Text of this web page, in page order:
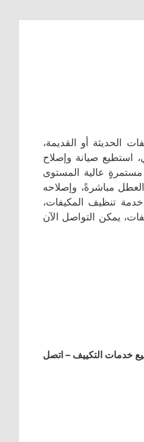
الحديثة أو القديمة،
استطيع صيانة وإصلاح
عالية المستوى
مباشرةً، وإصلاحه
تنظيف المكيفات،
يمكن التواصل الآن
خدمات التكييف – اتصل